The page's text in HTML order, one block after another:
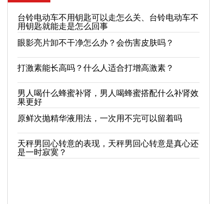
台铃电动车不用钥匙可以走怎么关、台铃电动车不
用钥匙就能走是怎么回事
眼影亮片卸不干净怎么办？会伤害皮肤吗？
打激素能长高吗？什么人适合打增高激素？
男人喝什么蜂蜜补肾，男人喝蜂蜜搭配什么补肾效
果更好
原鲜次抛精华液用法，一次用不完可以留着吗
天秤男回心转意的表现，天秤男回心转意是真心还
是一时寂寞？